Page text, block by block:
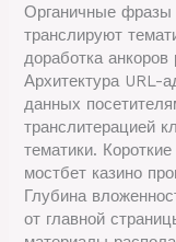
Органичные фразы
транслируют
доработка
Архитектура URL-
данных
транслитерацией
тематики.
мостбет казино
Глубина
от главной